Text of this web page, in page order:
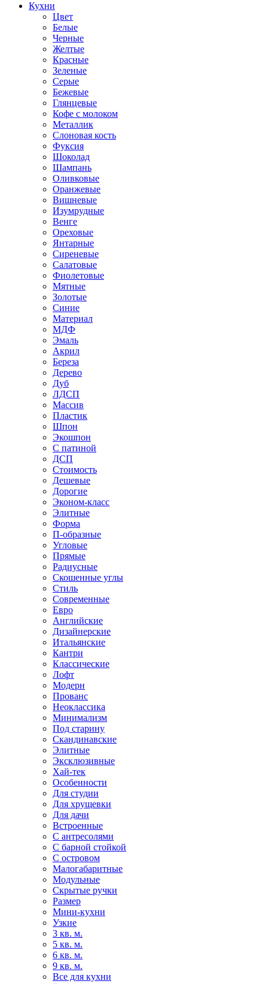
Кухни
Цвет
Белые
Черные
Желтые
Красные
Зеленые
Серые
Бежевые
Глянцевые
Кофе с молоком
Металлик
Слоновая кость
Фуксия
Шоколад
Шампань
Оливковые
Оранжевые
Вишневые
Изумрудные
Венге
Ореховые
Янтарные
Сиреневые
Салатовые
Фиолетовые
Мятные
Золотые
Синие
Материал
МДФ
Эмаль
Акрил
Береза
Дерево
Дуб
ЛДСП
Массив
Пластик
Шпон
Экошпон
С патиной
ДСП
Стоимость
Дешевые
Дорогие
Эконом-класс
Элитные
Форма
П-образные
Угловые
Прямые
Радиусные
Скошенные углы
Стиль
Современные
Евро
Английские
Дизайнерские
Итальянские
Кантри
Классические
Лофт
Модерн
Прованс
Неоклассика
Минимализм
Под старину
Скандинавские
Элитные
Эксклюзивные
Хай-тек
Особенности
Для студии
Для хрущевки
Для дачи
Встроенные
С антресолями
С барной стойкой
С островом
Малогабаритные
Модульные
Скрытые ручки
Размер
Мини-кухни
Узкие
3 кв. м.
5 кв. м.
6 кв. м.
9 кв. м.
Все для кухни